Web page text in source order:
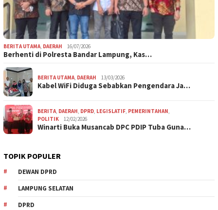
BERITA UTAMA, DAERAH 16/07/2026
Berhenti di Polresta Bandar Lampung, Kas…
BERITA UTAMA, DAERAH 13/03/2026
Kabel WiFi Diduga Sebabkan Pengendara Ja…
BERITA, DAERAH, DPRD, LEGISLATIF, PEMERINTAHAN,
POLITIK
12/02/2026
Winarti Buka Musancab DPC PDIP Tuba Guna…
TOPIK POPULER
DEWAN DPRD
LAMPUNG SELATAN
DPRD